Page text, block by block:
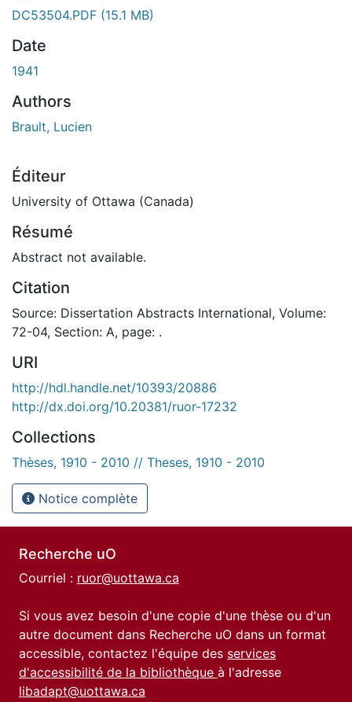
DC53504.PDF (15.1 MB)
Date
1941
Authors
Brault, Lucien
Éditeur
University of Ottawa (Canada)
Résumé
Abstract not available.
Citation
Source: Dissertation Abstracts International, Volume:
72-04, Section: A, page: .
URI
http://hdl.handle.net/10393/20886
http://dx.doi.org/10.20381/ruor-17232
Collections
Thèses, 1910 - 2010 // Theses, 1910 - 2010
Notice complète
Recherche uO
Courriel : ruor@uottawa.ca
Si vous avez besoin d'une copie d'une thèse ou d'un
autre document dans Recherche uO dans un format
accessible, contactez l'équipe des services
d'accessibilité de la bibliothèque à l'adresse
libadapt@uottawa.ca